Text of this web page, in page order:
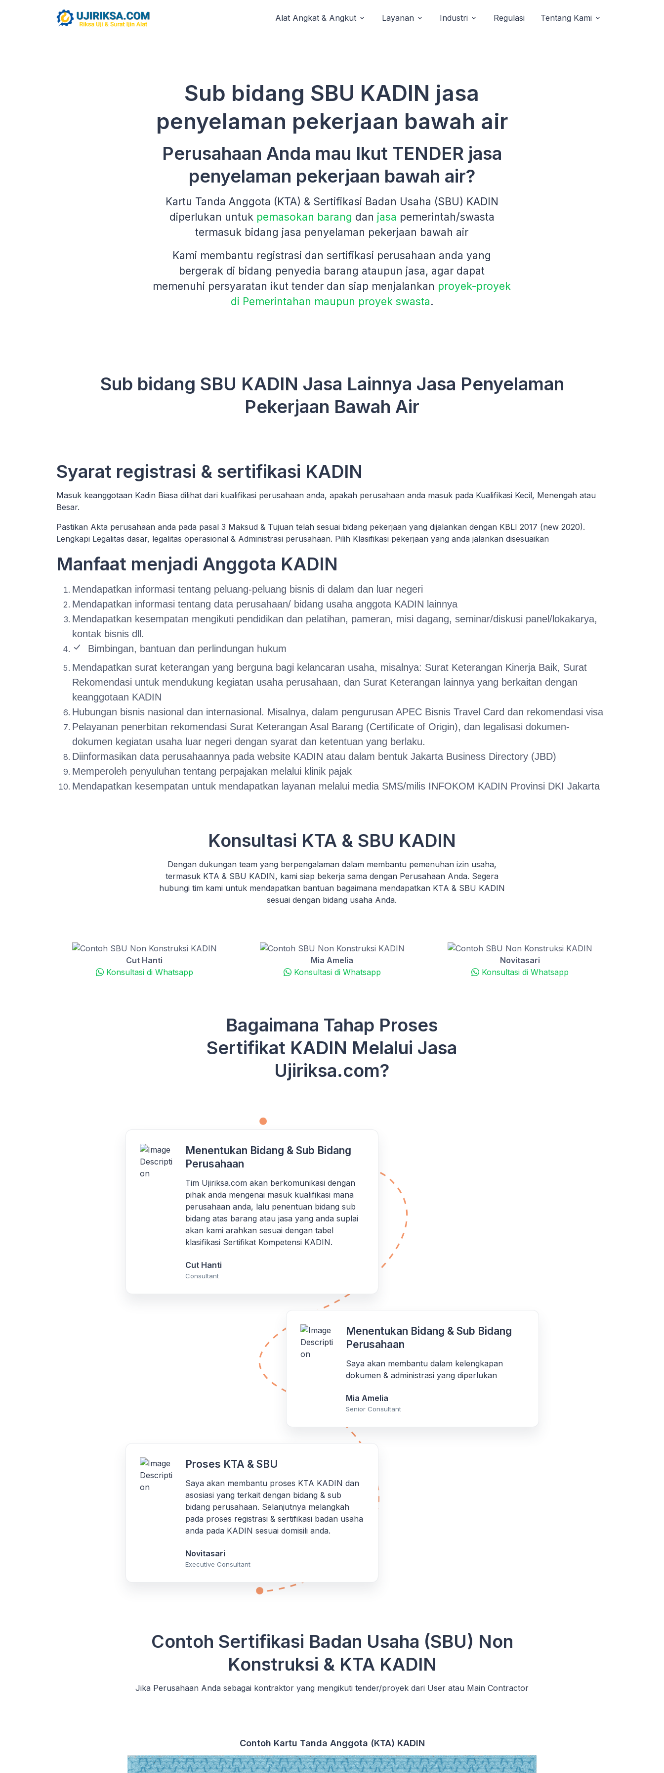
Alat Angkat & Angkut Layanan Industri Regulasi Tentang Kami
Sub bidang SBU KADIN jasa
penyelaman pekerjaan bawah air
Perusahaan Anda mau Ikut TENDER jasa
penyelaman pekerjaan bawah air?
Kartu Tanda Anggota (KTA) & Sertifikasi Badan Usaha (SBU) KADIN
diperlukan untuk pemasokan barang dan jasa pemerintah/swasta
termasuk bidang jasa penyelaman pekerjaan bawah air
Kami membantu registrasi dan sertifikasi perusahaan anda yang
bergerak di bidang penyedia barang ataupun jasa, agar dapat
memenuhi persyaratan ikut tender dan siap menjalankan proyek-proyek
di Pemerintahan maupun proyek swasta.
Sub bidang SBU KADIN Jasa Lainnya Jasa Penyelaman
Pekerjaan Bawah Air
Syarat registrasi & sertifikasi KADIN
Masuk keanggotaan Kadin Biasa dilihat dari kualifikasi perusahaan anda, apakah perusahaan anda masuk pada Kualifikasi Kecil, Menengah atau
Besar.
Pastikan Akta perusahaan anda pada pasal 3 Maksud & Tujuan telah sesuai bidang pekerjaan yang dijalankan dengan KBLI 2017 (new 2020).
Lengkapi Legalitas dasar, legalitas operasional & Administrasi perusahaan. Pilih Klasifikasi pekerjaan yang anda jalankan disesuaikan
Manfaat menjadi Anggota KADIN
Mendapatkan informasi tentang peluang-peluang bisnis di dalam dan luar negeri
Mendapatkan informasi tentang data perusahaan/ bidang usaha anggota KADIN lainnya
Mendapatkan kesempatan mengikuti pendidikan dan pelatihan, pameran, misi dagang, seminar/diskusi panel/lokakarya,
kontak bisnis dll.
Bimbingan, bantuan dan perlindungan hukum
Mendapatkan surat keterangan yang berguna bagi kelancaran usaha, misalnya: Surat Keterangan Kinerja Baik, Surat
Rekomendasi untuk mendukung kegiatan usaha perusahaan, dan Surat Keterangan lainnya yang berkaitan dengan
keanggotaan KADIN
Hubungan bisnis nasional dan internasional. Misalnya, dalam pengurusan APEC Bisnis Travel Card dan rekomendasi visa
Pelayanan penerbitan rekomendasi Surat Keterangan Asal Barang (Certificate of Origin), dan legalisasi dokumen-
dokumen kegiatan usaha luar negeri dengan syarat dan ketentuan yang berlaku.
Diinformasikan data perusahaannya pada website KADIN atau dalam bentuk Jakarta Business Directory (JBD)
Memperoleh penyuluhan tentang perpajakan melalui klinik pajak
Mendapatkan kesempatan untuk mendapatkan layanan melalui media SMS/milis INFOKOM KADIN Provinsi DKI Jakarta
Konsultasi KTA & SBU KADIN
Dengan dukungan team yang berpengalaman dalam membantu pemenuhan izin usaha,
termasuk KTA & SBU KADIN, kami siap bekerja sama dengan Perusahaan Anda. Segera
hubungi tim kami untuk mendapatkan bantuan bagaimana mendapatkan KTA & SBU KADIN
sesuai dengan bidang usaha Anda.
Cut Hanti
Konsultasi di Whatsapp
Mia Amelia
Konsultasi di Whatsapp
Novitasari
Konsultasi di Whatsapp
Bagaimana Tahap Proses
Sertifikat KADIN Melalui Jasa
Ujiriksa.com?
Menentukan Bidang & Sub Bidang
Perusahaan
Tim Ujiriksa.com akan berkomunikasi dengan
pihak anda mengenai masuk kualifikasi mana
perusahaan anda, lalu penentuan bidang sub
bidang atas barang atau jasa yang anda suplai
akan kami arahkan sesuai dengan tabel
klasifikasi Sertifikat Kompetensi KADIN.
Cut Hanti
Consultant
Menentukan Bidang & Sub Bidang
Perusahaan
Saya akan membantu dalam kelengkapan
dokumen & administrasi yang diperlukan
Mia Amelia
Senior Consultant
Proses KTA & SBU
Saya akan membantu proses KTA KADIN dan
asosiasi yang terkait dengan bidang & sub
bidang perusahaan. Selanjutnya melangkah
pada proses registrasi & sertifikasi badan usaha
anda pada KADIN sesuai domisili anda.
Novitasari
Executive Consultant
Contoh Sertifikasi Badan Usaha (SBU) Non
Konstruksi & KTA KADIN
Jika Perusahaan Anda sebagai kontraktor yang mengikuti tender/proyek dari User atau Main Contractor
Contoh Kartu Tanda Anggota (KTA) KADIN